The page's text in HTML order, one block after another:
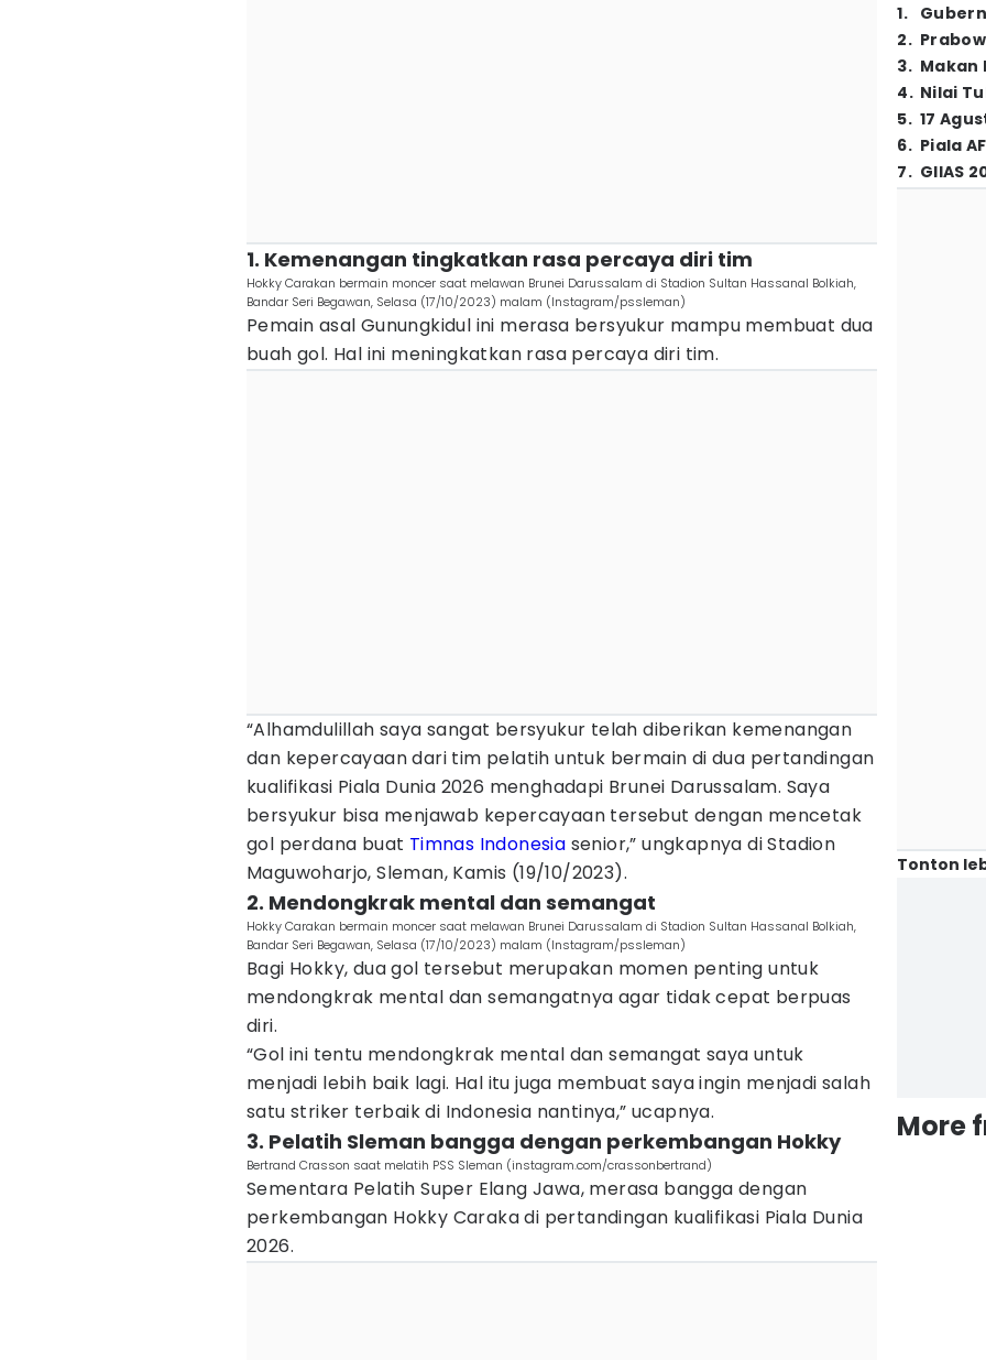
1. Kemenangan tingkatkan rasa percaya diri tim
Hokky Carakan bermain moncer saat melawan Brunei Darussalam di Stadion Sultan Hassanal Bolkiah,
Bandar Seri Begawan, Selasa (17/10/2023) malam (Instagram/pssleman)
Pemain asal Gunungkidul ini merasa bersyukur mampu membuat dua
buah gol. Hal ini meningkatkan rasa percaya diri tim.
“Alhamdulillah saya sangat bersyukur telah diberikan kemenangan
dan kepercayaan dari tim pelatih untuk bermain di dua pertandingan
kualifikasi Piala Dunia 2026 menghadapi Brunei Darussalam. Saya
bersyukur bisa menjawab kepercayaan tersebut dengan mencetak
gol perdana buat Timnas Indonesia senior,” ungkapnya di Stadion
Maguwoharjo, Sleman, Kamis (19/10/2023).
2. Mendongkrak mental dan semangat
Hokky Carakan bermain moncer saat melawan Brunei Darussalam di Stadion Sultan Hassanal Bolkiah,
Bandar Seri Begawan, Selasa (17/10/2023) malam (Instagram/pssleman)
Bagi Hokky, dua gol tersebut merupakan momen penting untuk
mendongkrak mental dan semangatnya agar tidak cepat berpuas
diri.
“Gol ini tentu mendongkrak mental dan semangat saya untuk
menjadi lebih baik lagi. Hal itu juga membuat saya ingin menjadi salah
satu striker terbaik di Indonesia nantinya,” ucapnya.
3. Pelatih Sleman bangga dengan perkembangan Hokky
Bertrand Crasson saat melatih PSS Sleman (instagram.com/crassonbertrand)
Sementara Pelatih Super Elang Jawa, merasa bangga dengan
perkembangan Hokky Caraka di pertandingan kualifikasi Piala Dunia
2026.
1.
2.
3. Makan
4. Nilai
5. 17
6. Piala
7. GIIAS
Tonton
More